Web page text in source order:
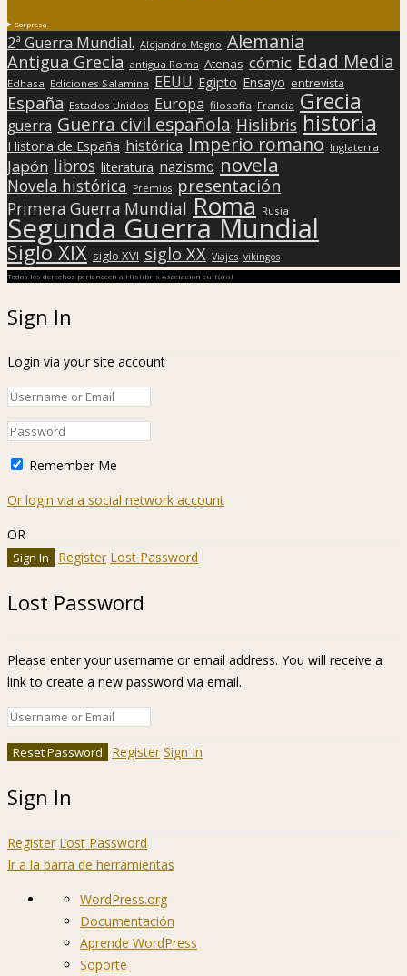
Sorpresa
2ª Guerra Mundial. Alejandro Magno Alemania
Antigua Grecia antigua Roma Atenas cómic Edad Media
Edhasa Ediciones Salamina EEUU Egipto Ensayo entrevista
España Estados Unidos Europa filosofía Francia Grecia
guerra Guerra civil española Hislibris historia
Historia de España histórica Imperio romano Inglaterra
Japón libros literatura nazismo novela
Novela histórica Premios presentación
Primera Guerra Mundial Roma Rusia
Segunda Guerra Mundial
Siglo XIX siglo XVI siglo XX Viajes vikingos
Todos los derechos pertenecen a Hislibris Asociación cultural
Sign In
Login via your site account
Remember Me
Or login via a social network account
OR
Register Lost Password
Lost Password
Please enter your username or email address. You will receive a
link to create a new password via email.
Register Sign In
Sign In
Register Lost Password
Ir a la barra de herramientas
Acerca
WordPress
WordPress.org
Documentación
Aprende WordPress
Soporte